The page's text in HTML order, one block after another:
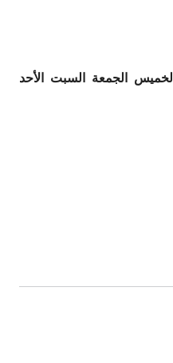
الخميس الجمعة السبت
الأحد